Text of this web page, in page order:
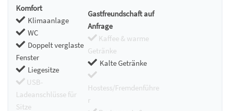
Komfort
Klimaanlage
WC
Doppelt verglaste
Fenster
Liegesitze
USB-
Ladeanschlüsse für
Sitze
Gastfreundschaft auf
Anfrage
Kaffee & warme
Getränke
Kalte Getränke
Hostess/Fremdenführe
r